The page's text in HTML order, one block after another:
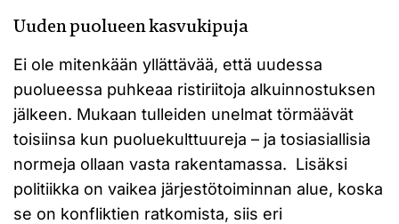
Uuden puolueen kasvukipuja
Ei ole mitenkään yllättävää, että uudessa
puolueessa puhkeaa ristiriitoja alkuinnostuksen
jälkeen. Mukaan tulleiden unelmat törmäävät
toisiinsa kun puoluekulttuureja – ja tosiasiallisia
normeja ollaan vasta rakentamassa. Lisäksi
politiikka on vaikea järjestötoiminnan alue, koska
se on konfliktien ratkomista, siis eri